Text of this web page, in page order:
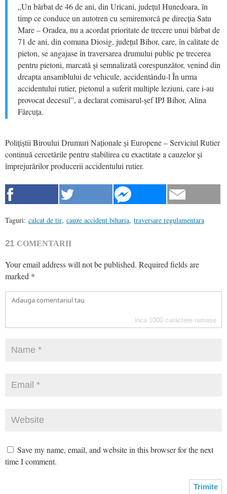
„Un bărbat de 46 de ani, din Uricani, județul Hunedoara, în
timp ce conduce un autotren cu semiremorcă pe direcția Satu
Mare – Oradea, nu a acordat prioritate de trecere unui bărbat de
71 de ani, din comuna Diosig, județul Bihor, care, în calitate de
pieton, se angajase în traversarea drumului public pe trecerea
pentru pietoni, marcată și semnalizată corespunzător, venind din
dreapta ansamblului de vehicule, accidentându-l În urma
accidentului rutier, pietonul a suferit multiple leziuni, care i-au
provocat decesul”, a declarat comisarul-șef IPJ Bihor, Alina
Fărcuța.
Polițiștii Biroului Drumuri Naționale și Europene – Serviciul Rutier
continuă cercetările pentru stabilirea cu exactitate a cauzelor și
împrejurărilor producerii accidentului rutier.
Taguri: calcat de tir, cauze accident biharia, traversare regulamentara
21 COMENTARII
Your email address will not be published. Required fields are
marked *
inca 1000 caractere ramase
Save my name, email, and website in this browser for the next
time I comment.